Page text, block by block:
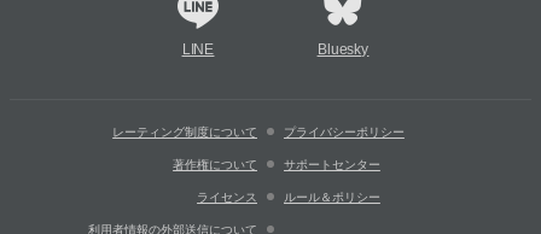
LINE Bluesky
レーティング制度について プライバシーポリシー
著作権について サポートセンター
ライセンス ルール＆ポリシー
利用者情報の外部送信について